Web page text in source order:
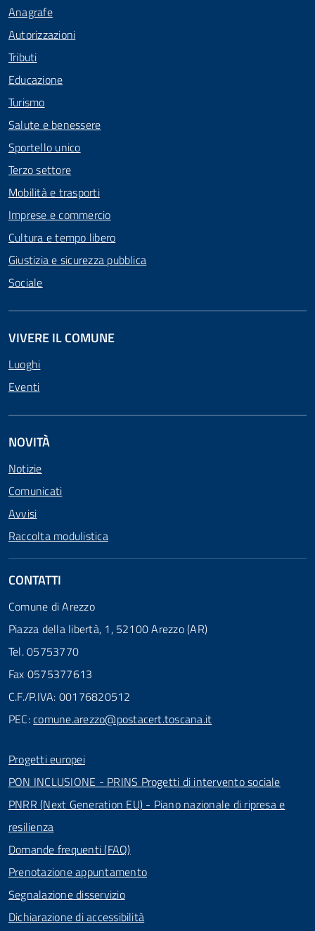
Anagrafe
Autorizzazioni
Tributi
Educazione
Turismo
Salute e benessere
Sportello unico
Terzo settore
Mobilità e trasporti
Imprese e commercio
Cultura e tempo libero
Giustizia e sicurezza pubblica
Sociale
VIVERE IL COMUNE
Luoghi
Eventi
NOVITÀ
Notizie
Comunicati
Avvisi
Raccolta modulistica
CONTATTI
Comune di Arezzo
Piazza della libertà, 1, 52100 Arezzo (AR)
Tel. 05753770
Fax 0575377613
C.F./P.IVA: 00176820512
PEC:comune.arezzo@postacert.toscana.it
Progetti europei
PON INCLUSIONE - PRINS Progetti di intervento sociale
PNRR (Next Generation EU) - Piano nazionale di ripresa e
resilienza
Domande frequenti (FAQ)
Prenotazione appuntamento
Segnalazione disservizio
Dichiarazione di accessibilità